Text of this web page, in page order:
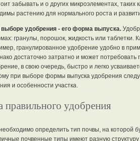
забывать и о других микроэлементах, таких
растению для нормального роста и
удобрения - его форма выпуска.
гранулы, порошок, жидкость или таблетки.
гранулированное удобрение удобно в
достаточно затратно и может потребовать
в свою очередь, быстро и легко
при выборе формы выпуска удобрения
и особенности участка.
удобрения
определить тип почвы, на которой
почвенные типы имеют разную структуру